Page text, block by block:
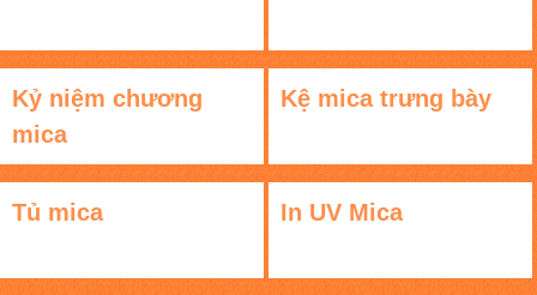
Kỷ niệm chương
mica
Kệ mica trưng bày
Tủ mica In UV Mica